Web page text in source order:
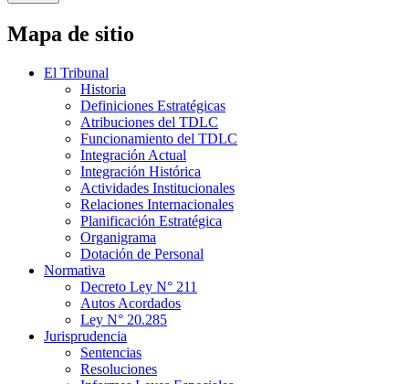
Mapa de sitio
El Tribunal
Historia
Definiciones Estratégicas
Atribuciones del TDLC
Funcionamiento del TDLC
Integración Actual
Integración Histórica
Actividades Institucionales
Relaciones Internacionales
Planificación Estratégica
Organigrama
Dotación de Personal
Normativa
Decreto Ley N° 211
Autos Acordados
Ley N° 20.285
Jurisprudencia
Sentencias
Resoluciones